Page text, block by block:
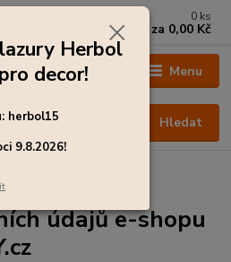
Menu
Hledat
0 ks
za 0,00 Kč
údajů e-shopu
Herbol
decor!
herbol15
9.8.2026!